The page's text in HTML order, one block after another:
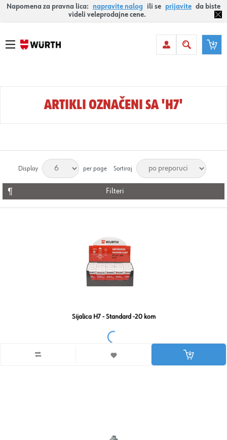
Napomena za pravna lica: napravite nalog ili se prijavite da biste
videli veleprodajne cene.
ARTIKLI OZNAČENI SA 'H7'
Display per page Sortiraj
Filteri
Sijalica H7 - Standard -20 kom